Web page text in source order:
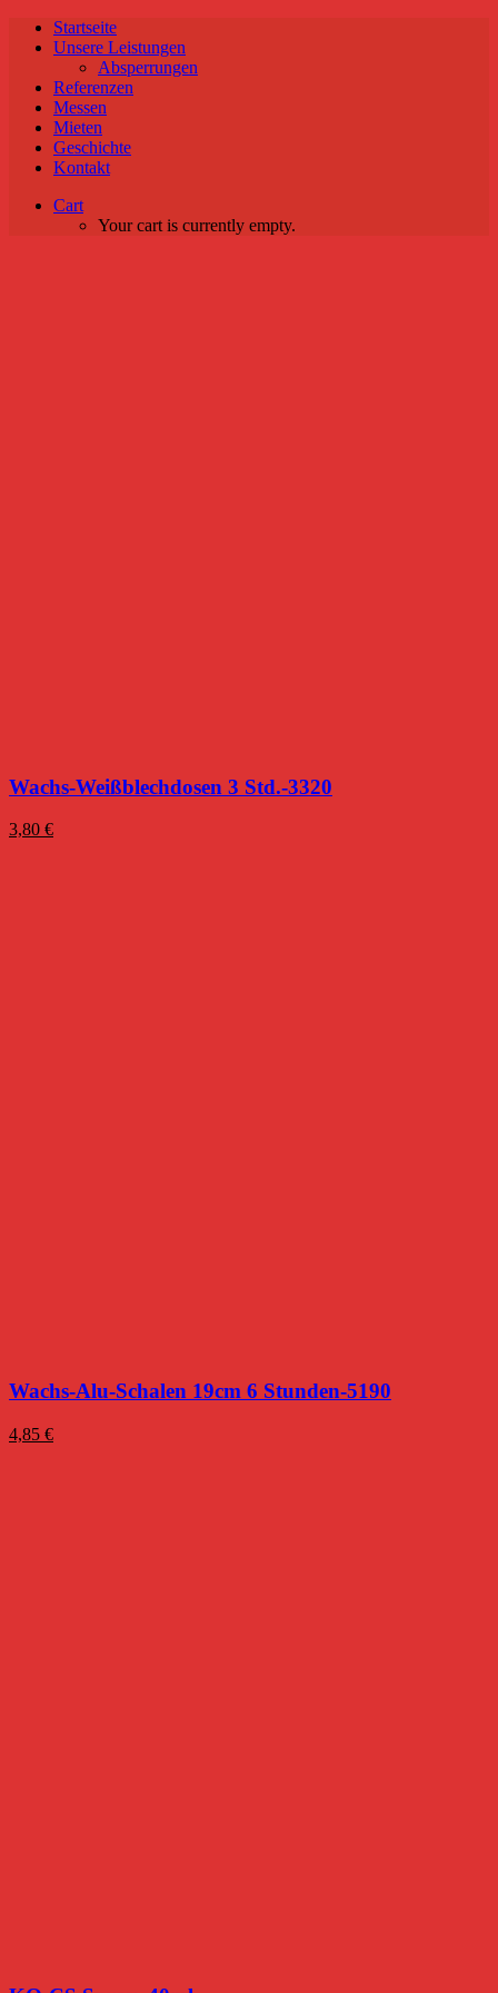
Startseite
Unsere Leistungen
Absperrungen
Referenzen
Messen
Mieten
Geschichte
Kontakt
Cart
Your cart is currently empty.
Wachs-Weißblechdosen 3 Std.-3320
3,80 €
Wachs-Alu-Schalen 19cm 6 Stunden-5190
4,85 €